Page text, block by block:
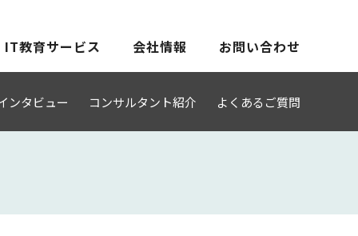
IT教育サービス 会社情報 お問い合わせ
ンタビュー コンサルタント紹介 よくあるご質問